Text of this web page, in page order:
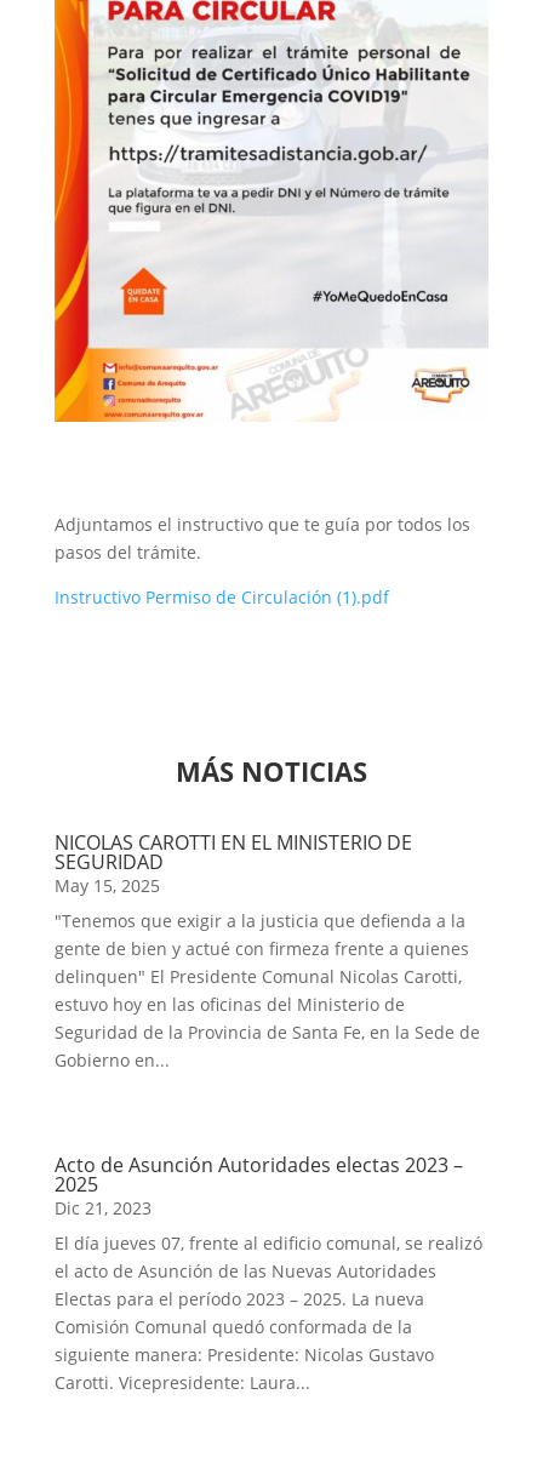
Adjuntamos el instructivo que te guía por todos los
pasos del trámite.
Instructivo Permiso de Circulación (1).pdf
MÁS NOTICIAS
NICOLAS CAROTTI EN EL MINISTERIO DE
SEGURIDAD
May 15, 2025
"Tenemos que exigir a la justicia que defienda a la
gente de bien y actué con firmeza frente a quienes
delinquen" El Presidente Comunal Nicolas Carotti,
estuvo hoy en las oficinas del Ministerio de
Seguridad de la Provincia de Santa Fe, en la Sede de
Gobierno en...
Acto de Asunción Autoridades electas 2023 –
2025
Dic 21, 2023
El día jueves 07, frente al edificio comunal, se realizó
el acto de Asunción de las Nuevas Autoridades
Electas para el período 2023 – 2025. La nueva
Comisión Comunal quedó conformada de la
siguiente manera: Presidente: Nicolas Gustavo
Carotti. Vicepresidente: Laura...